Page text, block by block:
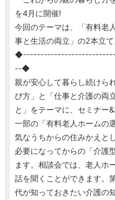
を4月に開催!
今回のテーマは、「有料老
事と生活の両立」の2本立て
--◆
親が安心して暮らし続けら
び方」と「仕事と介護の両
と」をテーマに、セミナー
一部の「有料老人ホームの
気なうちからの住みかえと
必要になってからの「介護
ます。相談会では、老人ホ
話を聞くことができます。
代が知っておきたい介護の